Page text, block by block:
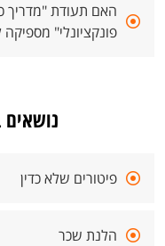
פונקציונלי"
נושאים
פיטורים שלא כדין
הלנת שכר